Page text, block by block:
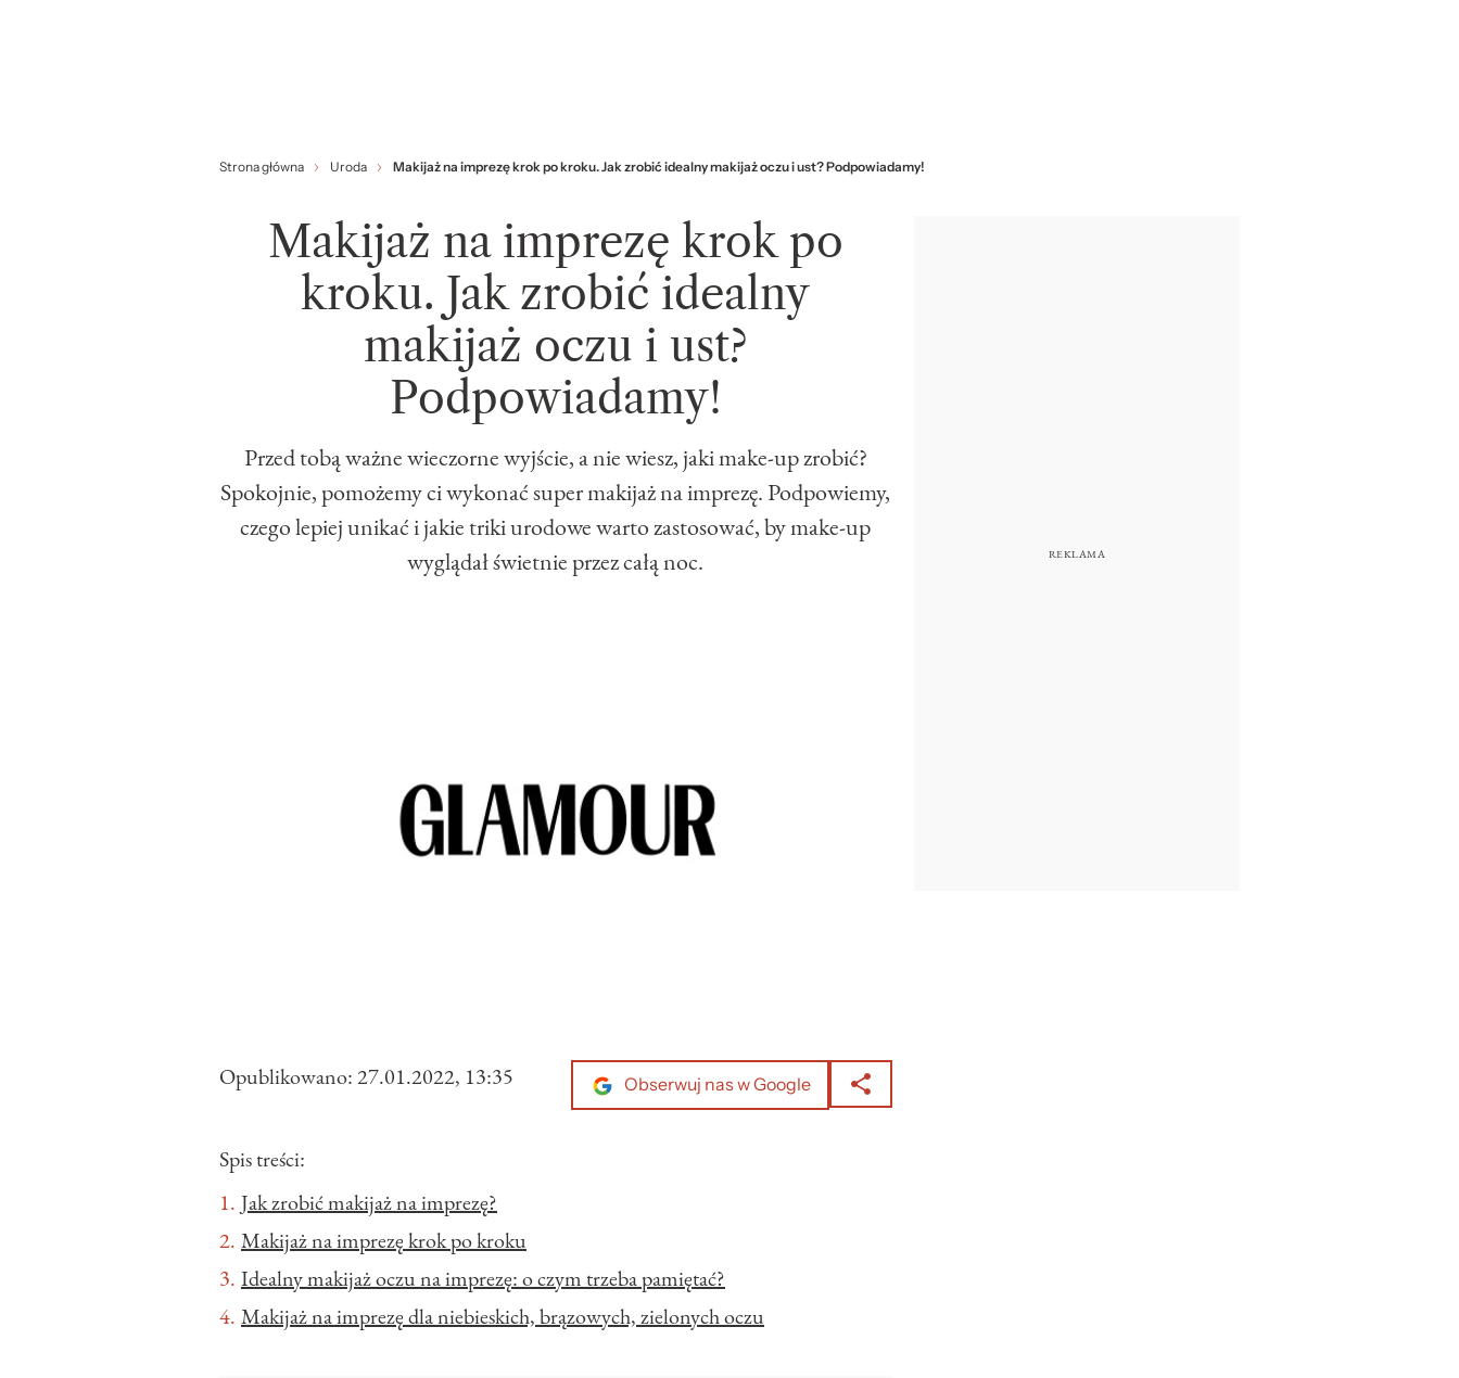
Strona główna Uroda Makijaż na imprezę krok po kroku. Jak zrobić idealny makijaż oczu i ust? Podpowiadamy!
Makijaż na imprezę krok po
kroku. Jak zrobić idealny
makijaż oczu i ust?
Podpowiadamy!
Przed tobą ważne wieczorne wyjście, a nie wiesz, jaki make-up zrobić?
Spokojnie, pomożemy ci wykonać super makijaż na imprezę. Podpowiemy,
czego lepiej unikać i jakie triki urodowe warto zastosować, by make-up
wyglądał świetnie przez całą noc.
Opublikowano:27.01.2022, 13:35 Obserwuj nas w Google
Spis treści:
Jak zrobić makijaż na imprezę?
Makijaż na imprezę krok po kroku
Idealny makijaż oczu na imprezę: o czym trzeba pamiętać?
Makijaż na imprezę dla niebieskich, brązowych, zielonych oczu